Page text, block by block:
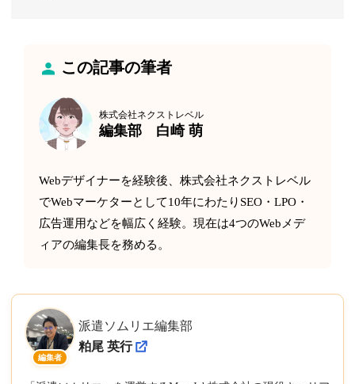
この記事の筆者
株式会社ネクストレベル
編集部 白崎 萌
Webデザイナーを経験後、株式会社ネクストレベル
でWebマーケターとして10年にわたりSEO・LPO・
広告運用などを幅広く経験。現在は4つのWebメデ
ィアの編集長を務める。
編集者
派遣ソムリエ編集部
粕尾 英行